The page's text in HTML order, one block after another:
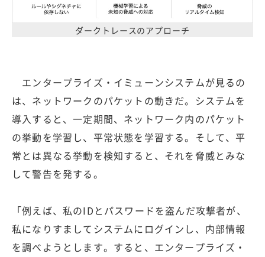
ダークトレースのアプローチ
エンタープライズ・イミューンシステムが見るの
は、ネットワークのパケットの動きだ。システムを
導入すると、一定期間、ネットワーク内のパケット
の挙動を学習し、平常状態を学習する。そして、平
常とは異なる挙動を検知すると、それを脅威とみな
して警告を発する。
「例えば、私のIDとパスワードを盗んだ攻撃者が、
私になりすましてシステムにログインし、内部情報
を調べようとします。すると、エンタープライズ・